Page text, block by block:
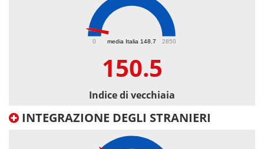
media Italia 148.7
0 2850
150.5
Indice di vecchiaia
INTEGRAZIONE DEGLI STRANIERI